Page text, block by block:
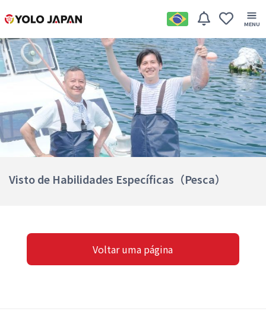
Visto de Habilidades Específicas（Pesca）
Voltar uma página